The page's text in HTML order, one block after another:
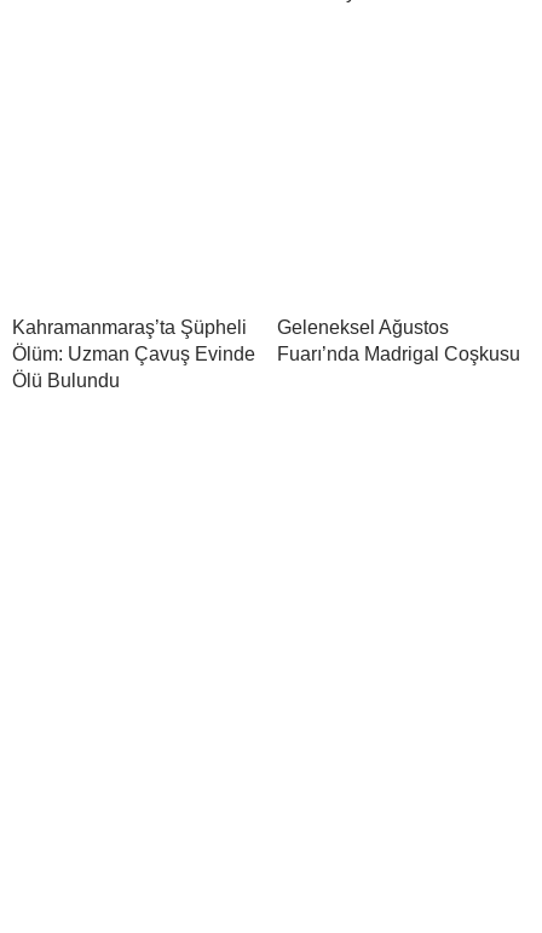
Kahramanmaraş’ta Şüpheli
Ölüm: Uzman Çavuş Evinde
Ölü Bulundu
Geleneksel Ağustos
Fuarı’nda Madrigal Coşkusu